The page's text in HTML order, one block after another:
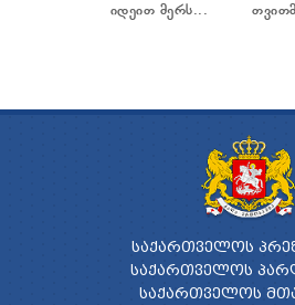
იდეით მერს...
ᲡᲐᲥᲐᲠᲗᲕᲔᲚᲝᲡ
ᲡᲐᲥᲐᲠᲗᲕᲔᲚᲝᲡ
ᲡᲐᲥᲐᲠᲗᲕᲔᲚᲝᲡ